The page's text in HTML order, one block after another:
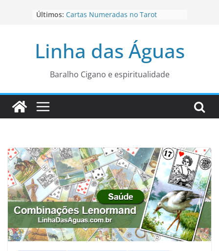
Últimos: Cartas Numeradas no Tarot
para está fase
Os Naipes no Tarot
Cartas da Corte no Tarot
Linha das Águas
Baralho Cigano e espiritualidade